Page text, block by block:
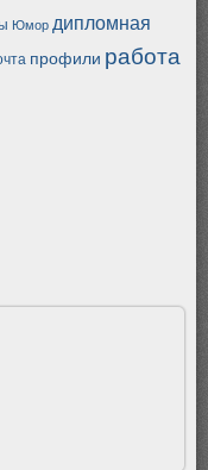
Юмор дипломная
профили работа